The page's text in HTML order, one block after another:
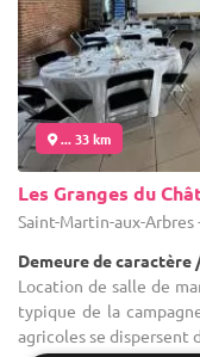
... 33 km
Les Granges du
Saint-Martin-aux-
Demeure de caractère
Location de salle de
typique de la
agricoles se dispersent